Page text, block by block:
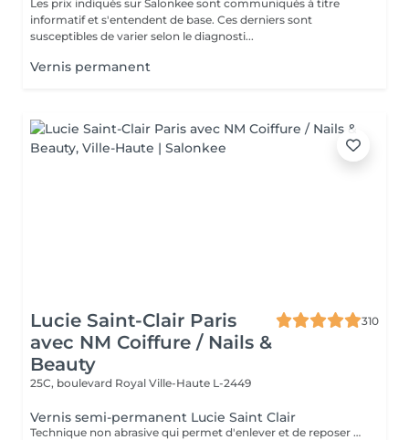
Les prix indiqués sur Salonkee sont communiqués à titre
informatif et s'entendent de base. Ces derniers sont
susceptibles de varier selon le diagnosti...
Vernis permanent
Lucie Saint-Clair Paris
avec NM Coiffure / Nails &
Beauty
310
25C, boulevard Royal Ville-Haute L-2449
Vernis semi-permanent Lucie Saint Clair
Technique non abrasive qui permet d'enlever et de reposer en douceur votre semi-permanent. Tenue ,brillance impeccable